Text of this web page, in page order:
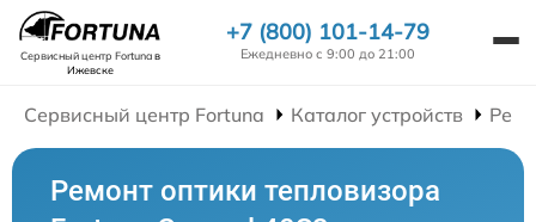
Сервисный центр Fortunaв
Ижевске
+7 (800) 101-14-79
Ежедневно с 9:00 до 21:00
Сервисный центр Fortuna Каталог устройств
Ремонт оптики тепловизора